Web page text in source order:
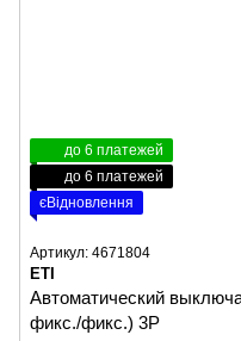
до 6 платежей
до 6 платежей
єВідновлення
Артикул: 4671804
ETI
Автоматический
фикс./фикс.) 3P